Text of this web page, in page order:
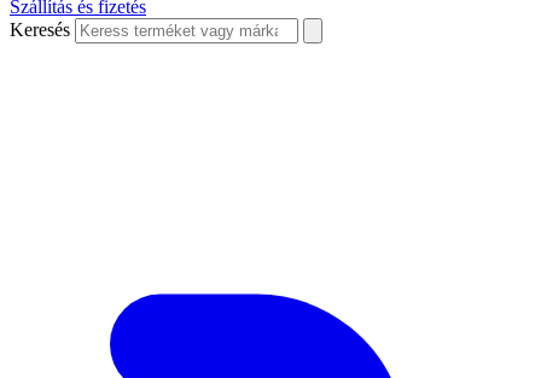
Szállítás és fizetés
Keresés